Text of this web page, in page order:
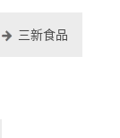
三新食品